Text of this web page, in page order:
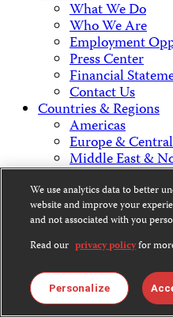
What We Do
Who We Are
Employment
Press Center
Financial
Contact Us
Countries & Regions
Americas
Europe &
Middle East &
Africa
Asia
Contact Us
CPJ is a 501(c)3 non-profit.
We use analytics data to better
website and improve your
and not associated with you
Read our privacy policyfor
Personalize